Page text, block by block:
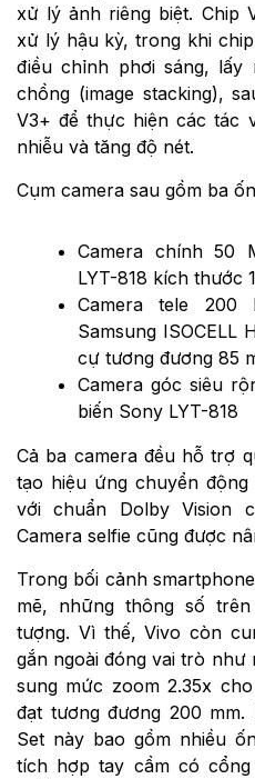
xử lý ảnh riêng biệt. Chip
xử lý hậu kỳ, trong khi
điều chỉnh phơi sáng,
chồng (image stacking),
V3+ để thực hiện các tác
nhiễu và tăng độ nét.
Cụm camera sau gồm ba
Camera chính 50
LYT-818 kích thước
Camera tele
Samsung ISOCELL
cự tương đương 85
Camera góc siêu
biến Sony LYT-818
Cả ba camera đều hỗ trợ
tạo hiệu ứng chuyển
với chuẩn Dolby Vision
Camera selfie cũng được
Trong bối cảnh
mẽ, những thông số
tượng. Vì thế, Vivo còn
gắn ngoài đóng vai trò
sung mức zoom 2.35x
đạt tương đương 200
Set này bao gồm nhiều
tích hợp tay cầm có